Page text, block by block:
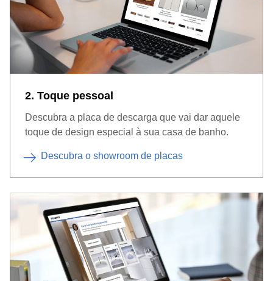
2. Toque pessoal
Descubra a placa de descarga que vai dar aquele
toque de design especial à sua casa de banho.
Descubra o showroom de placas